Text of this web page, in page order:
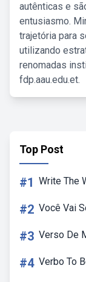
autênticas e
entusiasmo.
trajetória para
utilizando
renomadas
fdp.aau.edu.et.
Top Post
#1 Write The
#2 Você Vai
#3 Verso De
#4 Verbo To